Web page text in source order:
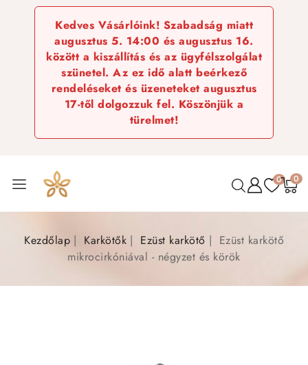
Kedves Vásárlóink! Szabadság miatt
augusztus 5. 14:00 és augusztus 16.
között a kiszállítás és az ügyfélszolgálat
szünetel. Az ez idő alatt beérkező
rendeléseket és üzeneteket augusztus
17-től dolgozzuk fel. Köszönjük a
türelmet!
0 0
Kezdőlap Karkötők Ezüst karkötő
Ezüst karkötő
mikrocirkóniával - négyzet és körök